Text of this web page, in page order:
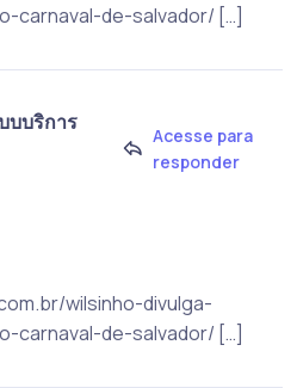
carnaval-de-salvador/ […]
บบริการ
Acesse para
responder
wilsinho-divulga-
carnaval-de-salvador/ […]